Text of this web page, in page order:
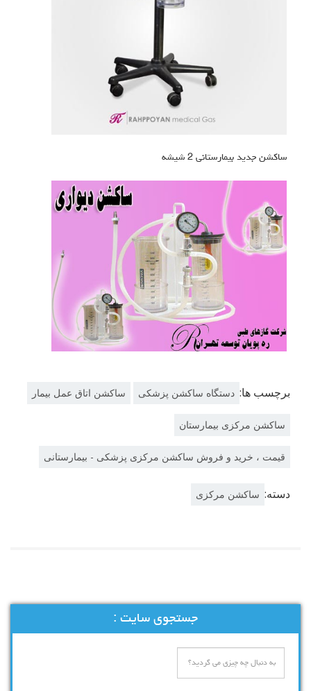
ساکشن جدید بیمارستانی 2 شیشه
برچسب ها: دستگاه ساکشن پزشکی ساکشن اتاق عمل بیمار
ساکشن مرکزی بیمارستان
قیمت ، خرید و فروش ساکشن مرکزی پزشکی - بیمارستانی
دسته: ساکشن مرکزی
جستجوی سایت :